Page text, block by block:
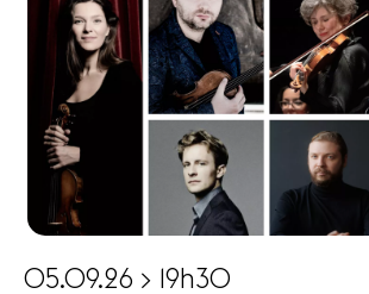
05.09.26 > 19h30